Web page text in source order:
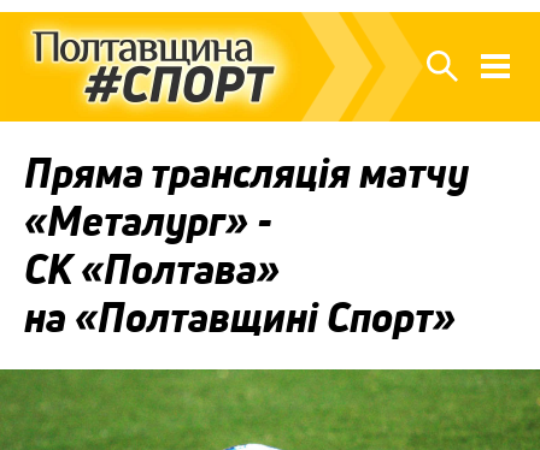
Пряма трансляція матчу
«Металург» -
СК «Полтава»
на «Полтавщині Спорт»